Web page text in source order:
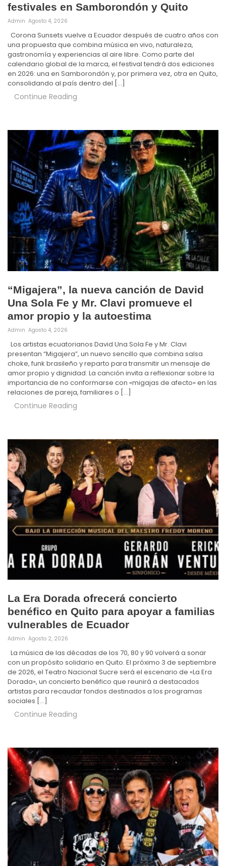
festivales en Samborondón y Quito
Admin Agosto 4, 2026
Corona Sunsets vuelve a Ecuador después de cuatro años con
una propuesta que combina música en vivo, naturaleza,
gastronomía y experiencias al aire libre. Como parte del
calendario global de la marca, el festival tendrá dos ediciones
en 2026: una en Samborondón y, por primera vez, otra en Quito,
consolidando al país dentro del […]
Continue Reading
“Migajera”, la nueva canción de David
Una Sola Fe y Mr. Clavi promueve el
amor propio y la autoestima
Admin Agosto 4, 2026
Los artistas ecuatorianos David Una Sola Fe y Mr. Clavi
presentan “Migajera”, un nuevo sencillo que combina salsa
choke, funk brasileño y reparto para transmitir un mensaje de
amor propio y dignidad. La canción invita a reflexionar sobre la
importancia de no conformarse con «migajas de afecto» en las
relaciones de pareja, familiares o […]
Continue Reading
La Era Dorada ofrecerá concierto
benéfico en Quito para apoyar a familias
vulnerables de Ecuador
Admin Agosto 2, 2026
La música de las décadas de los 70, 80 y 90 volverá a sonar
con un propósito solidario en Quito. El próximo 3 de septiembre
de 2026, el Teatro Nacional Sucre será el escenario de «La Era
Dorada», un concierto benéfico que reunirá a destacados
artistas para recaudar fondos destinados a los programas
sociales […]
Continue Reading